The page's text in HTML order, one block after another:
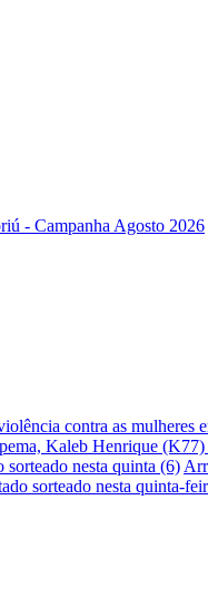
contra as mulheres
Kaleb Henrique
sorteado nesta quinta (6)
sorteado nesta quinta-